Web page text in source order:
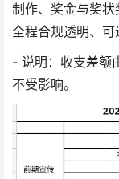
制作、奖金与奖状
全程合规透明、可
- 说明：收支差额
不受影响。